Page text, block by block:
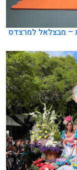
– מבצלאל למרצדס